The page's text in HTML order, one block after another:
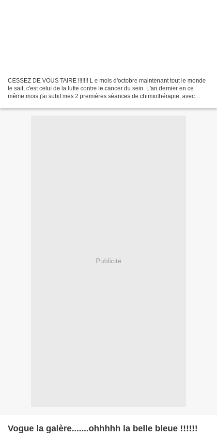
CESSEZ DE VOUS TAIRE !!!!!!! L e mois d'octobre maintenant tout le monde
le sait, c'est celui de la lutte contre le cancer du sein. L'an dernier en ce
même mois j'ai subit mes 2 premières séances de chimiothérapie, avec
Publicité
Vogue la galère.......ohhhhh la belle bleue !!!!!!